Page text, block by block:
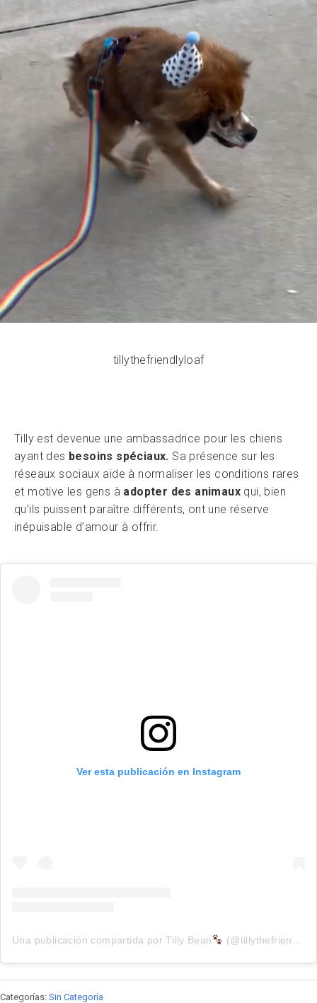
tillythefriendlyloaf
Tilly est devenue une ambassadrice pour les chiens
ayant des besoins spéciaux. Sa présence sur les
réseaux sociaux aide à normaliser les conditions rares
et motive les gens à adopter des animaux qui, bien
qu’ils puissent paraître différents, ont une réserve
inépuisable d’amour à offrir.
Ver esta publicación en Instagram
Una publicación compartida por Tilly Bean (@tillythefriendlyloaf)
Categorías: Sin Categoría